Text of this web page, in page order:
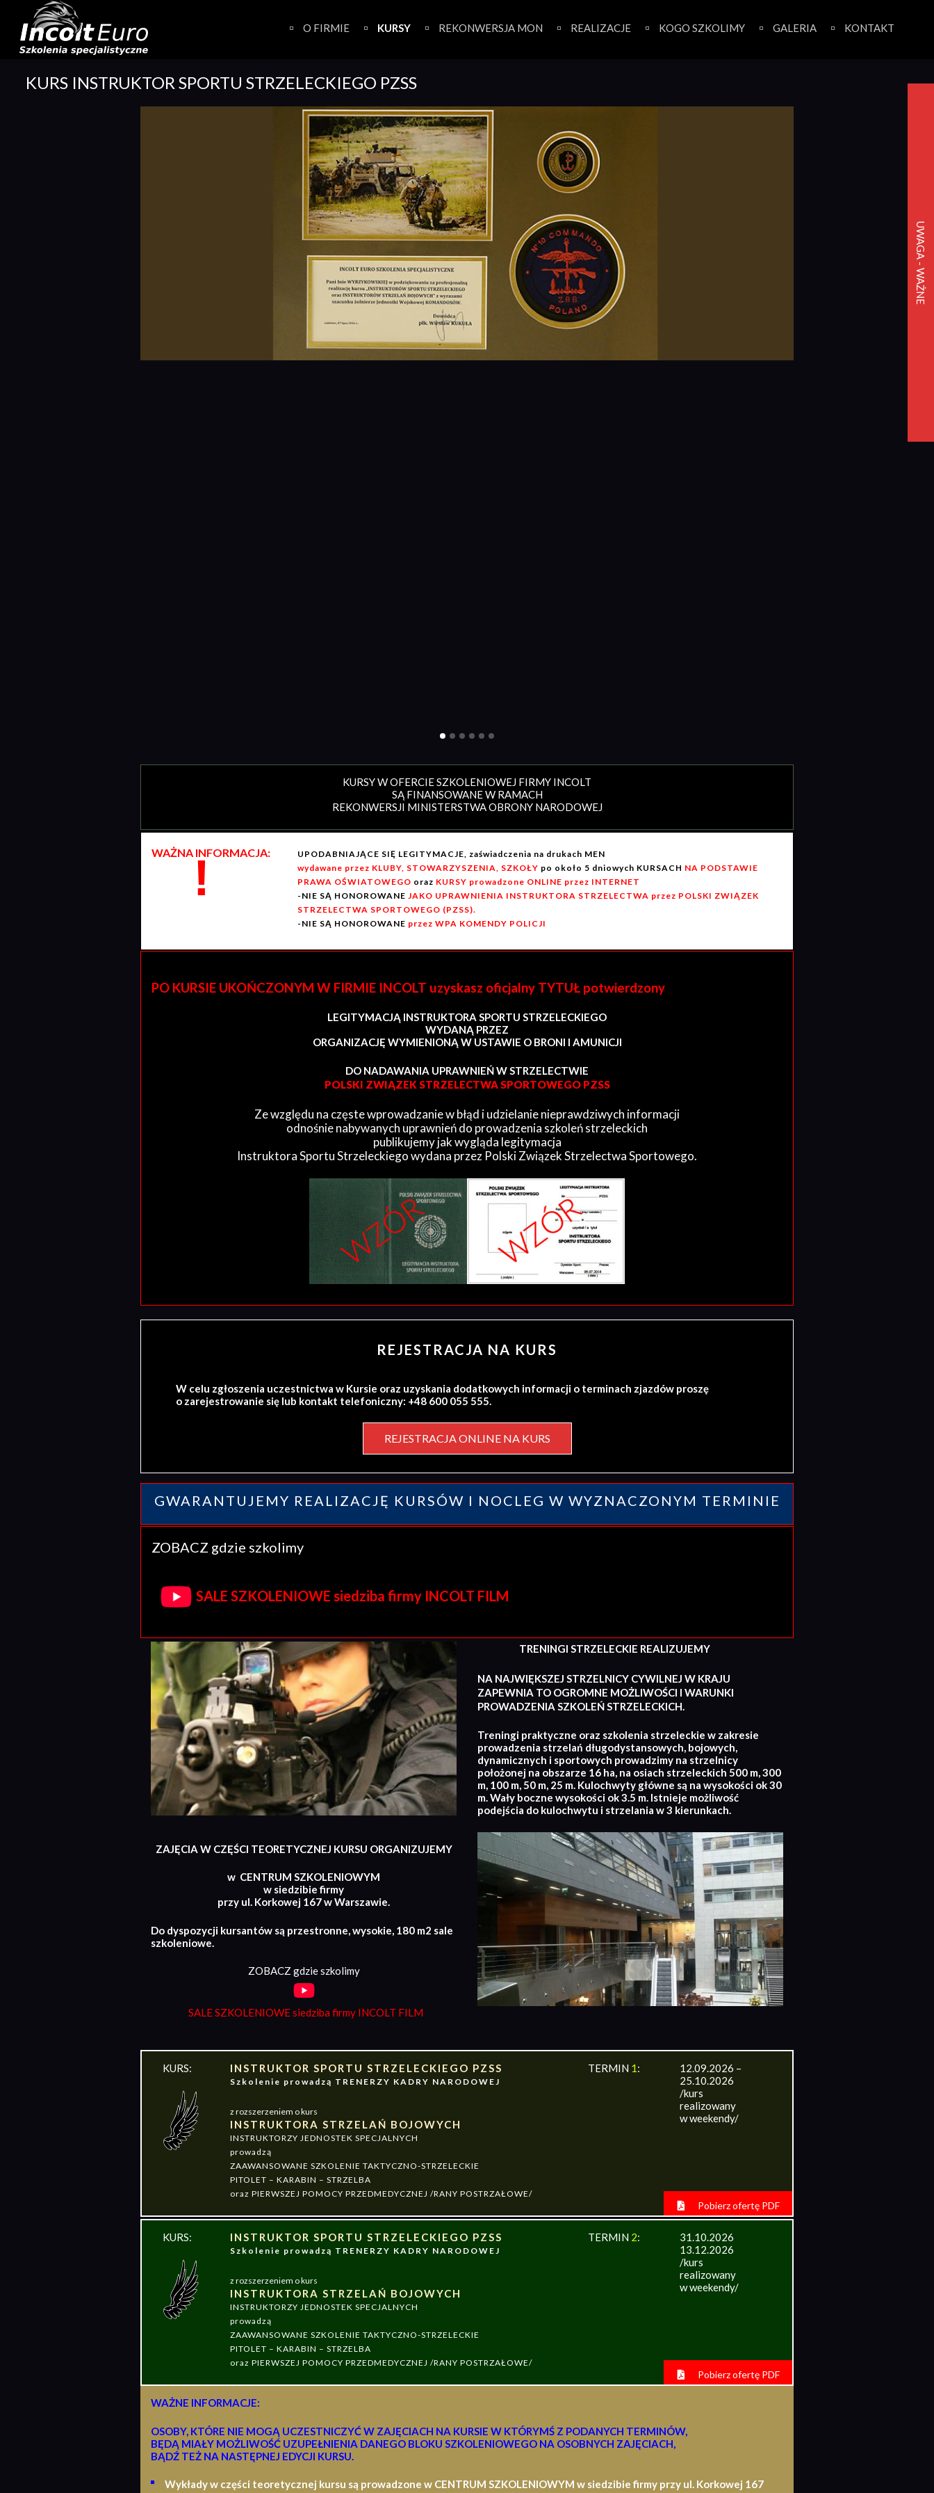
content
O FIRMIE KURSY REKONWERSJA MON REALIZACJE KOGO SZKOLIMY GALERIA KONTAKT
KURS INSTRUKTOR SPORTU STRZELECKIEGO PZSS
KURSY W OFERCIE SZKOLENIOWEJ FIRMY INCOLT
SĄ FINANSOWANE W RAMACH
REKONWERSJI MINISTERSTWA OBRONY NARODOWEJ
WAŻNA INFORMACJA:
!
UPODABNIAJĄCE SIĘ LEGITYMACJE, zaświadczenia na drukach MEN
wydawane przez KLUBY, STOWARZYSZENIA, SZKOŁY po około 5 dniowych KURSACH NA PODSTAWIE
PRAWA OŚWIATOWEGO oraz KURSY prowadzone ONLINE przez INTERNET
-NIE SĄ HONOROWANE JAKO UPRAWNIENIA INSTRUKTORA STRZELECTWA przez POLSKI ZWIĄZEK
STRZELECTWA SPORTOWEGO (PZSS).
-NIE SĄ HONOROWANE przez WPA KOMENDY POLICJI
PO KURSIE UKOŃCZONYM W FIRMIE INCOLT uzyskasz oficjalny TYTUŁ potwierdzony
LEGITYMACJĄ INSTRUKTORA SPORTU STRZELECKIEGO
WYDANĄ PRZEZ
ORGANIZACJĘ WYMIENIONĄ W USTAWIE O BRONI I AMUNICJI
DO NADAWANIA UPRAWNIEŃ W STRZELECTWIE
POLSKI ZWIĄZEK STRZELECTWA SPORTOWEGO PZSS
Ze względu na częste wprowadzanie w błąd i udzielanie nieprawdziwych informacji
odnośnie nabywanych uprawnień do prowadzenia szkoleń strzeleckich
publikujemy jak wygląda legitymacja
Instruktora Sportu Strzeleckiego wydana przez Polski Związek Strzelectwa Sportowego.
REJESTRACJA NA KURS
W celu zgłoszenia uczestnictwa w Kursie oraz uzyskania dodatkowych informacji o terminach zjazdów proszę
o zarejestrowanie się lub kontakt telefoniczny: +48 600 055 555.
REJESTRACJA ONLINE NA KURS
GWARANTUJEMY REALIZACJĘ KURSÓW I NOCLEG W WYZNACZONYM TERMINIE
ZOBACZ gdzie szkolimy
SALE SZKOLENIOWE siedziba firmy INCOLT FILM
TRENINGI STRZELECKIE REALIZUJEMY
NA NAJWIĘKSZEJ STRZELNICY CYWILNEJ W KRAJU
ZAPEWNIA TO OGROMNE MOŻLIWOŚCI I WARUNKI
PROWADZENIA SZKOLEŃ STRZELECKICH.
Treningi praktyczne oraz szkolenia strzeleckie w zakresie
prowadzenia strzelań długodystansowych, bojowych,
dynamicznych i sportowych prowadzimy na strzelnicy
położonej na obszarze 16 ha, na osiach strzeleckich 500 m, 300
m, 100 m, 50 m, 25 m. Kulochwyty główne są na wysokości ok 30
m. Wały boczne wysokości ok 3.5 m. Istnieje możliwość
podejścia do kulochwytu i strzelania w 3 kierunkach.
ZAJĘCIA W CZĘŚCI TEORETYCZNEJ KURSU ORGANIZUJEMY
w CENTRUM SZKOLENIOWYM
w siedzibie firmy
przy ul. Korkowej 167 w Warszawie.
Do dyspozycji kursantów są przestronne, wysokie, 180 m2 sale
szkoleniowe.
ZOBACZ gdzie szkolimy
SALE SZKOLENIOWE siedziba firmy INCOLT FILM
KURS: INSTRUKTOR SPORTU STRZELECKIEGO PZSS
Szkolenie prowadzą TRENERZY KADRY NARODOWEJ
z rozszerzeniem o kurs
INSTRUKTORA STRZELAŃ BOJOWYCH
INSTRUKTORZY JEDNOSTEK SPECJALNYCH
prowadzą
ZAAWANSOWANE SZKOLENIE TAKTYCZNO-STRZELECKIE
PITOLET – KARABIN – STRZELBA
oraz PIERWSZEJ POMOCY PRZEDMEDYCZNEJ /RANY POSTRZAŁOWE/
TERMIN 1:
12.09.2026 –
25.10.2026
/kurs
realizowany
w weekendy/
Pobierz ofertę PDF
KURS: INSTRUKTOR SPORTU STRZELECKIEGO PZSS
Szkolenie prowadzą TRENERZY KADRY NARODOWEJ
z rozszerzeniem o kurs
INSTRUKTORA STRZELAŃ BOJOWYCH
INSTRUKTORZY JEDNOSTEK SPECJALNYCH
prowadzą
ZAAWANSOWANE SZKOLENIE TAKTYCZNO-STRZELECKIE
PITOLET – KARABIN – STRZELBA
oraz PIERWSZEJ POMOCY PRZEDMEDYCZNEJ /RANY POSTRZAŁOWE/
TERMIN 2:
31.10.2026
13.12.2026
/kurs
realizowany
w weekendy/
Pobierz ofertę PDF
WAŻNE INFORMACJE:
OSOBY, KTÓRE NIE MOGĄ UCZESTNICZYĆ W ZAJĘCIACH NA KURSIE W KTÓRYMŚ Z PODANYCH TERMINÓW,
BĘDĄ MIAŁY MOŻLIWOŚĆ UZUPEŁNIENIA DANEGO BLOKU SZKOLENIOWEGO NA OSOBNYCH ZAJĘCIACH,
BĄDŹ TEŻ NA NASTĘPNEJ EDYCJI KURSU.
Wykłady w części teoretycznej kursu są prowadzone w CENTRUM SZKOLENIOWYM w siedzibie firmy przy ul. Korkowej 167
UWAGA - WAŻNE